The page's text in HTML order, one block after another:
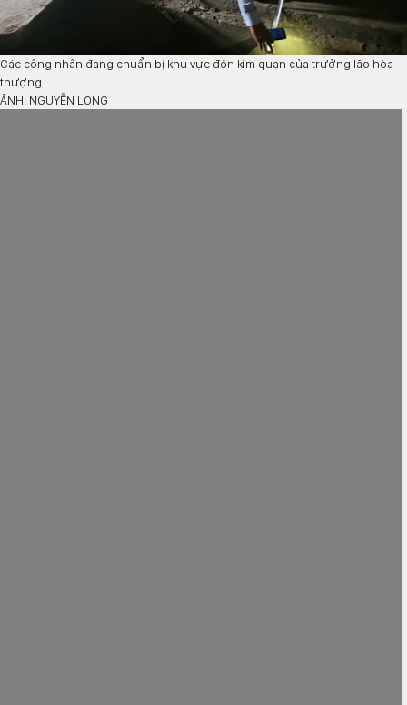
Các công nhân đang chuẩn bị khu vực đón kim quan của trưởng lão hòa
thượng
ẢNH: NGUYỄN LONG